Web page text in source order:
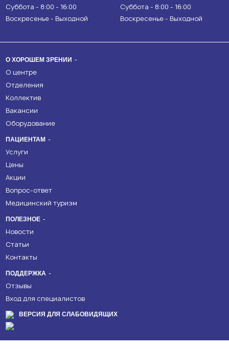
Суббота - 8:00 - 16:00
Воскресенье - Выходной
Суббота - 8:00 - 16:00
Воскресенье - Выходной
О ХОРОШЕМ ЗРЕНИИ
О центре
Отделения
Коллектив
Вакансии
Оборудование
ПАЦИЕНТАМ
Услуги
Цены
Акции
Вопрос-ответ
Медицинский туризм
ПОЛЕЗНОЕ
Новости
Статьи
Контакты
ПОДДЕРЖКА
Отзывы
Вход для специалистов
ВЕРСИЯ ДЛЯ СЛАБОВИДЯЩИХ